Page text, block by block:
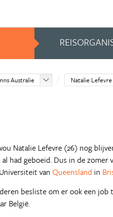
Australie Natalie Lefevre
Natalie Lefevre (26) nog
had geboeid. Dus in de
van Queensland in
besliste om er ook een job
België.